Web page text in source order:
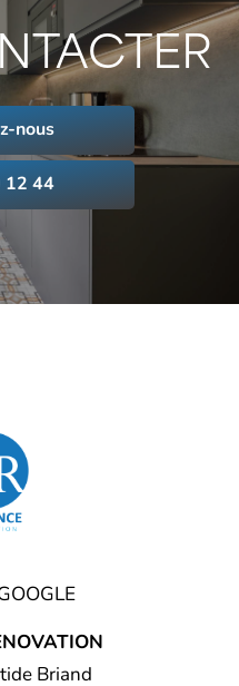
nous
12 44
Briand